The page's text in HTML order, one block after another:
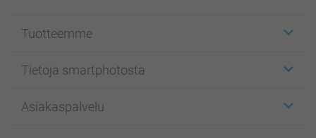
Tuotteemme
Kuvakortit
Kuvakirjat
Tietoja smartphotosta
Affiliate ohjelma
Asiakaspalvelu